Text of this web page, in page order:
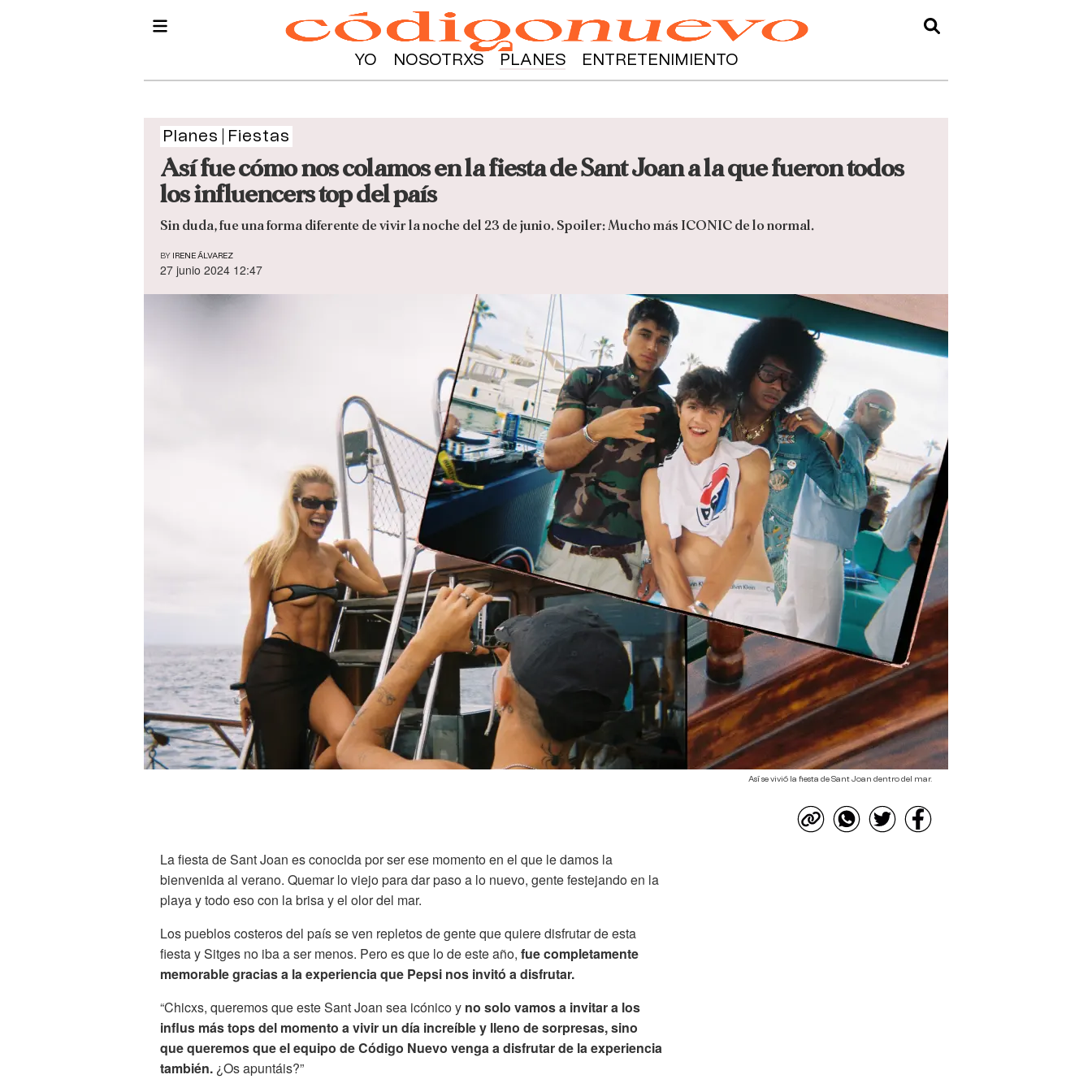
YO NOSOTRXS PLANES ENTRETENIMIENTO
Planes Fiestas
Así fue cómo nos colamos en la fiesta de Sant Joan a la que fueron todos
los influencers top del país
Sin duda, fue una forma diferente de vivir la noche del 23 de junio. Spoiler: Mucho más ICONIC de lo normal.
BY IRENE ÁLVAREZ
27 junio 2024 12:47
Así se vivió la fiesta de Sant Joan dentro del mar.
La fiesta de Sant Joan es conocida por ser ese momento en el que le damos la
bienvenida al verano. Quemar lo viejo para dar paso a lo nuevo, gente festejando en la
playa y todo eso con la brisa y el olor del mar.
Los pueblos costeros del país se ven repletos de gente que quiere disfrutar de esta
fiesta y Sitges no iba a ser menos. Pero es que lo de este año, fue completamente
memorable gracias a la experiencia que Pepsi nos invitó a disfrutar.
“Chicxs, queremos que este Sant Joan sea icónico y no solo vamos a invitar a los
influs más tops del momento a vivir un día increíble y lleno de sorpresas, sino
que queremos que el equipo de Código Nuevo venga a disfrutar de la experiencia
también. ¿Os apuntáis?”